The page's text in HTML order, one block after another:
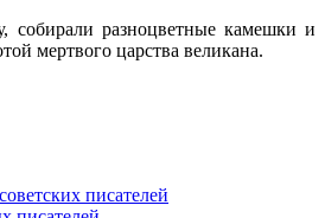
собирали разноцветные камешки и
мертвого царства великана.
писателей